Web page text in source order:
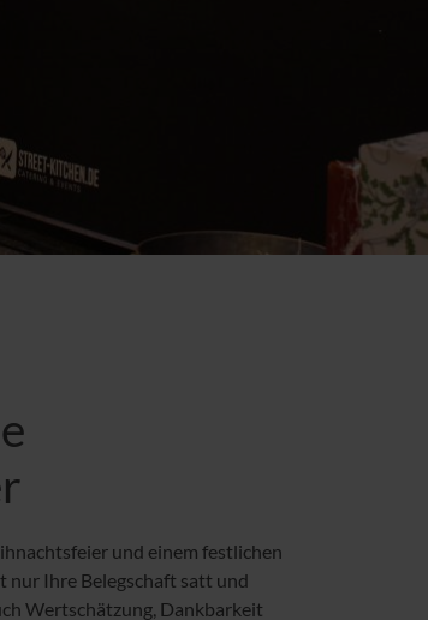
und einem festlichen
nur Ihre Belegschaft satt und
Wertschätzung, Dankbarkeit